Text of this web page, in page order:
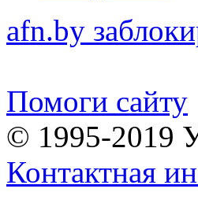
afn.by
Помоги сайту
© 1995-2019
Контактная